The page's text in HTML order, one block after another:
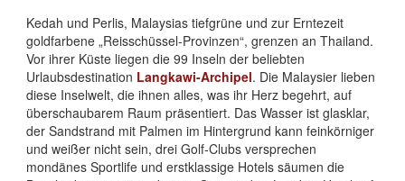
Kedah und Perlis, Malaysias tiefgrüne und zur Erntezeit
goldfarbene „Reisschüssel-Provinzen“, grenzen an Thailand.
Vor ihrer Küste liegen die 99 Inseln der beliebten
Urlaubsdestination Langkawi-Archipel. Die Malaysier lieben
diese Inselwelt, die ihnen alles, was ihr Herz begehrt, auf
überschaubarem Raum präsentiert. Das Wasser ist glasklar,
der Sandstrand mit Palmen im Hintergrund kann feinkörniger
und weißer nicht sein, drei Golf-Clubs versprechen
mondänes Sportlife und erstklassige Hotels säumen die